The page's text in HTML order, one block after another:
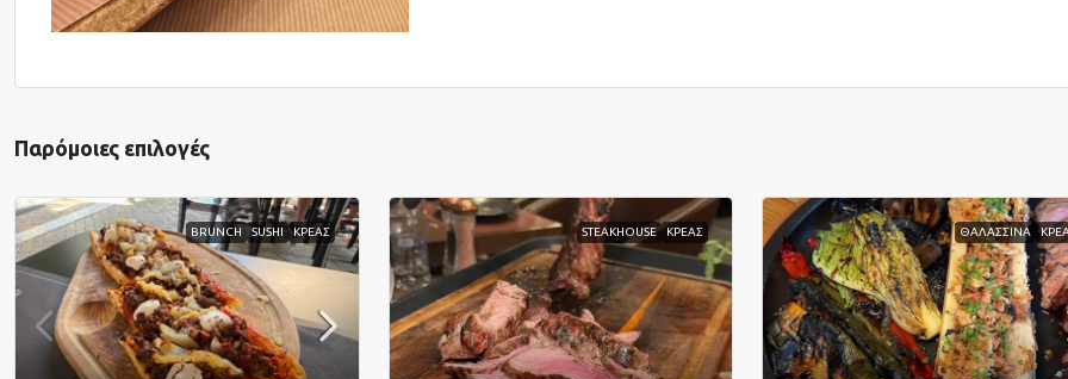
Παρόμοιες επιλογές
BRUNCH SUSHI ΚΡΕΑΣ STEAKHOUSE ΚΡΕΑΣ ΘΑΛΑΣΣΙΝΑ